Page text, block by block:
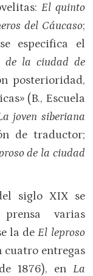
El quinto
del Cáucaso;
especifica el
de la ciudad de
posterioridad,
(B., Escuela
joven siberiana
de traductor;
de la ciudad
siglo XIX se
varias
la deEl leproso
cuatro entregas
1876), en La